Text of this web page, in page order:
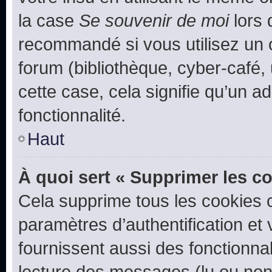
la case Se souvenir de moilors
recommandé si vous utilisez
forum (bibliothèque, cyber-
cette case, cela signifie qu’un
fonctionnalité.
Haut
À quoi sert « Supprimer les
Cela supprime tous les cookies
paramètres d’authentification
fournissent aussi des